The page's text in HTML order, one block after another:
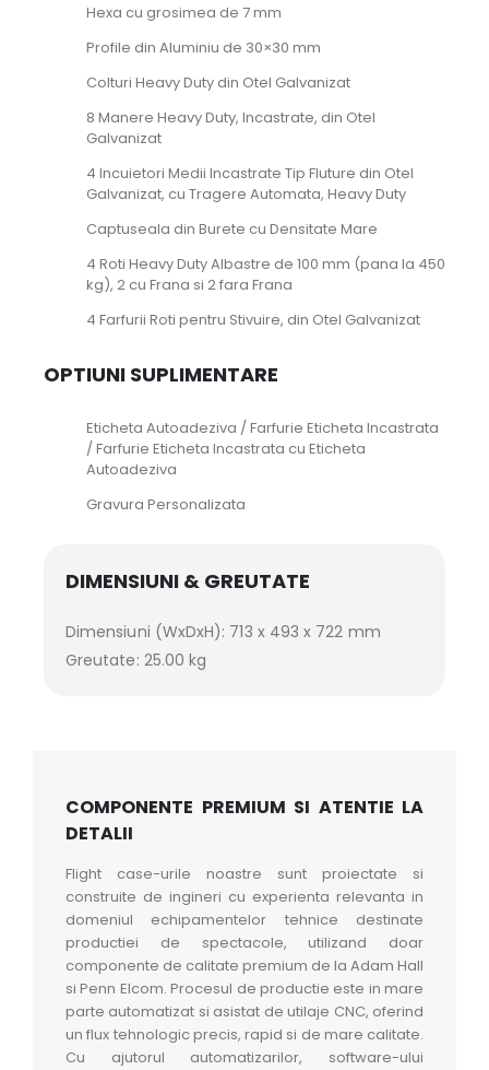
Hexa cu grosimea de 7 mm
Profile din Aluminiu de 30×30 mm
Colturi Heavy Duty din Otel Galvanizat
8 Manere Heavy Duty, Incastrate, din Otel
Galvanizat
4 Incuietori Medii Incastrate Tip Fluture din Otel
Galvanizat, cu Tragere Automata, Heavy Duty
Captuseala din Burete cu Densitate Mare
4 Roti Heavy Duty Albastre de 100 mm (pana la 450
kg), 2 cu Frana si 2 fara Frana
4 Farfurii Roti pentru Stivuire, din Otel Galvanizat
OPTIUNI SUPLIMENTARE
Eticheta Autoadeziva / Farfurie Eticheta Incastrata
/ Farfurie Eticheta Incastrata cu Eticheta
Autoadeziva
Gravura Personalizata
DIMENSIUNI & GREUTATE
Dimensiuni (WxDxH): 713 x 493 x 722 mm
Greutate: 25.00 kg
COMPONENTE PREMIUM SI ATENTIE LA
DETALII
Flight case-urile noastre sunt proiectate si
construite de ingineri cu experienta relevanta in
domeniul echipamentelor tehnice destinate
productiei de spectacole, utilizand doar
componente de calitate premium de la Adam Hall
si Penn Elcom. Procesul de productie este in mare
parte automatizat si asistat de utilaje CNC, oferind
un flux tehnologic precis, rapid si de mare calitate.
Cu ajutorul automatizarilor, software-ului